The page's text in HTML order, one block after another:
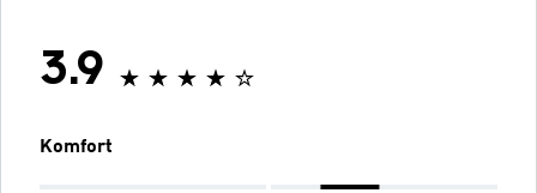
3.9
Komfort